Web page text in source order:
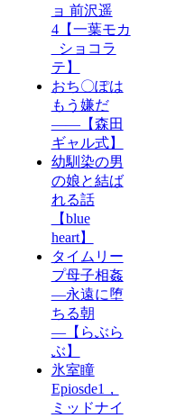
ョ 前沢遥
4【一葉モカ
_ショコラ
テ】
おち〇ぽは
もう嫌だ
――【森田
ギャル式】
幼馴染の男
の娘と結ば
れる話
【blue
heart】
タイムリー
プ母子相姦
―永遠に堕
ちる朝
―【らぶら
ぶ】
氷室瞳
Epiosde1，
ミッドナイ